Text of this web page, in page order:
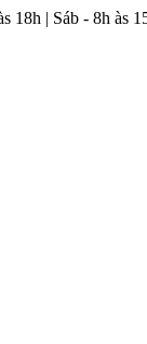
18h | Sáb - 8h às